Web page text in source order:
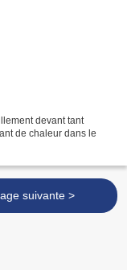
devant tant
de chaleur dans le
suivante >